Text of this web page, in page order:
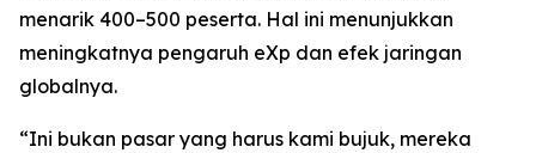
menarik 400–500 peserta. Hal ini menunjukkan
meningkatnya pengaruh eXp dan efek jaringan
globalnya.
“Ini bukan pasar yang harus kami bujuk, mereka